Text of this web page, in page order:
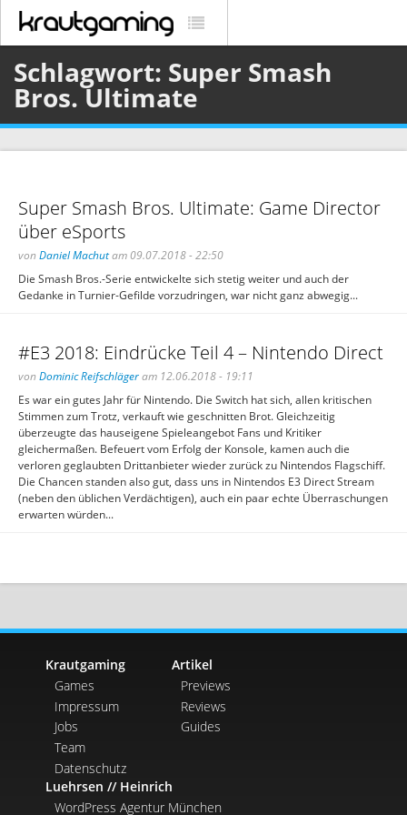
Schlagwort: Super Smash
Bros. Ultimate
Super Smash Bros. Ultimate: Game Director
über eSports
von Daniel Machutam 09.07.2018 - 22:50
Die Smash Bros.-Serie entwickelte sich stetig weiter und auch der
Gedanke in Turnier-Gefilde vorzudringen, war nicht ganz abwegig...
#E3 2018: Eindrücke Teil 4 – Nintendo Direct
von Dominic Reifschlägeram 12.06.2018 - 19:11
Es war ein gutes Jahr für Nintendo. Die Switch hat sich, allen kritischen
Stimmen zum Trotz, verkauft wie geschnitten Brot. Gleichzeitig
überzeugte das hauseigene Spieleangebot Fans und Kritiker
gleichermaßen. Befeuert vom Erfolg der Konsole, kamen auch die
verloren geglaubten Drittanbieter wieder zurück zu Nintendos Flagschiff.
Die Chancen standen also gut, dass uns in Nintendos E3 Direct Stream
(neben den üblichen Verdächtigen), auch ein paar echte Überraschungen
erwarten würden...
Krautgaming
Games
Impressum
Jobs
Team
Datenschutz
Artikel
Previews
Reviews
Guides
Luehrsen // Heinrich
WordPress Agentur München